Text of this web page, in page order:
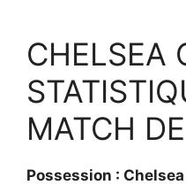
CHELSEA
MATCH
Possession :